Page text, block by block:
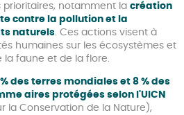
prioritaires, notamment la création
contre la pollution et la
naturels . Ces actions visent à
humaines sur les écosystèmes et
faune et de la flore.
% des terres mondiales et 8 % des
aires protégées selon l'UICN
la Conservation de la Nature),